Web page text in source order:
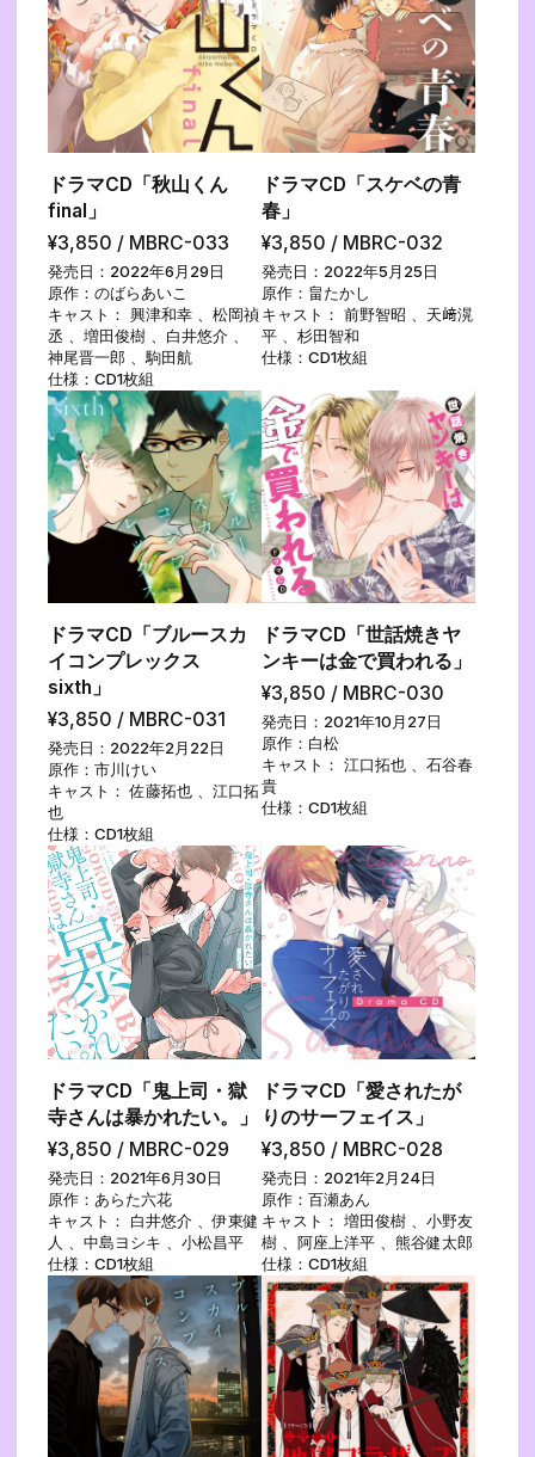
ドラマCD「秋山くん
final」
¥3,850 / MBRC-033
発売日：2022年6月29日
原作：のばらあいこ
キャスト： 興津和幸 、松岡禎
丞 、増田俊樹 、白井悠介 、
神尾晋一郎 、駒田航
仕様：CD1枚組
ドラマCD「スケベの青
春」
¥3,850 / MBRC-032
発売日：2022年5月25日
原作：畠たかし
キャスト： 前野智昭 、天﨑滉
平 、杉田智和
仕様：CD1枚組
ドラマCD「ブルースカ
イコンプレックス
sixth」
¥3,850 / MBRC-031
発売日：2022年2月22日
原作：市川けい
キャスト： 佐藤拓也 、江口拓
也
仕様：CD1枚組
ドラマCD「世話焼きヤ
ンキーは金で買われる」
¥3,850 / MBRC-030
発売日：2021年10月27日
原作：白松
キャスト： 江口拓也 、石谷春
貴
仕様：CD1枚組
ドラマCD「鬼上司・獄
寺さんは暴かれたい。」
¥3,850 / MBRC-029
発売日：2021年6月30日
原作：あらた六花
キャスト： 白井悠介 、伊東健
人 、中島ヨシキ 、小松昌平
仕様：CD1枚組
ドラマCD「愛されたが
りのサーフェイス」
¥3,850 / MBRC-028
発売日：2021年2月24日
原作：百瀬あん
キャスト： 増田俊樹 、小野友
樹 、阿座上洋平 、熊谷健太郎
仕様：CD1枚組